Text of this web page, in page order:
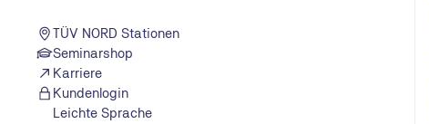
TÜV NORD Stationen
Seminarshop
Karriere
Kundenlogin
Leichte Sprache